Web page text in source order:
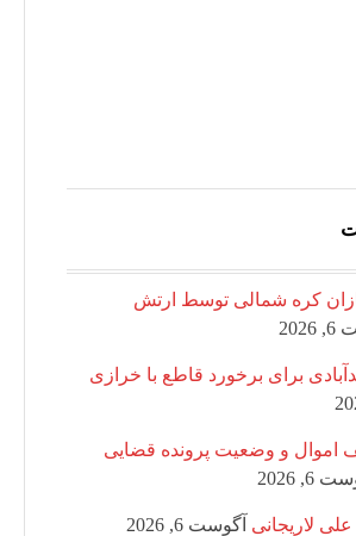
کره شمالی توسط ارتش
برای برخورد قاطع با خرازی
اموال و وضعیت پرونده قضایی
6, 2026
علی لاریجانی آگوست 6, 2026